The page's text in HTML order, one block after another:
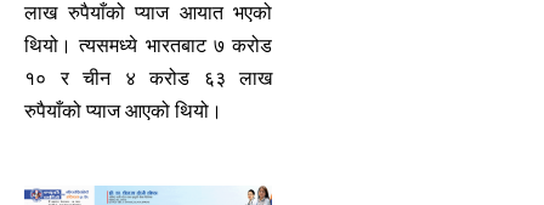
लाख रुपैयाँको प्याज आयात भएको
थियो। त्यसमध्ये भारतबाट ७ करोड
१० र चीन ४ करोड ६३ लाख
रुपैयाँको प्याज आएको थियो।